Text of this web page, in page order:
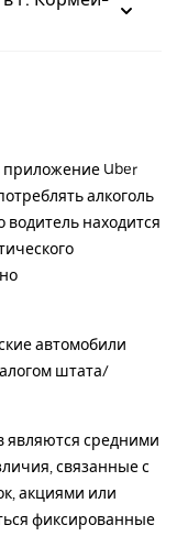
приложение Uber
алкоголь
водитель находится
автомобили
штата/
средними
связанные с
акциями или
фиксированные